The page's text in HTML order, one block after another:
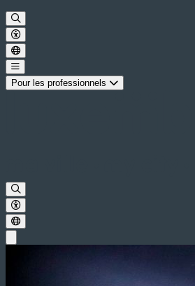
Pour les professionnels